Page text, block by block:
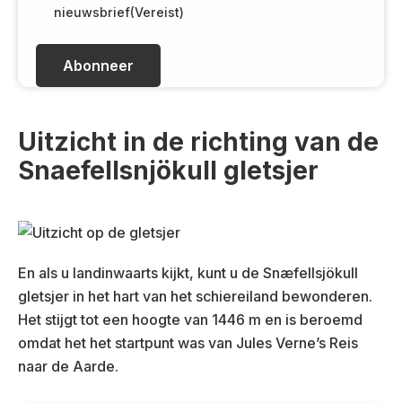
V
r
s
D
V
r
e
)
nieuwsbrief(Vereist)
Uitzicht in de richting van de
Snaefellsnjökull gletsjer
En als u landinwaarts kijkt, kunt u de Snæfellsjökull
gletsjer in het hart van het schiereiland bewonderen.
Het stijgt tot een hoogte van 1446 m en is beroemd
omdat het het startpunt was van Jules Verne’s Reis
naar de Aarde.